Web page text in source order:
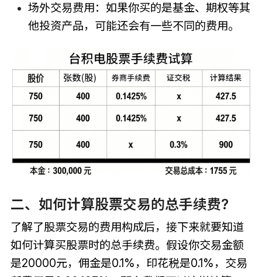
场外交易费用：如果你买的是基金、期权等其
他投资产品，可能还会有一些不同的费用。
二、如何计算股票交易的总手续费?
了解了股票交易的费用构成后，接下来就要知道
如何计算买股票时的总手续费。假设你交易金额
是20000元，佣金是0.1%，印花税是0.1%，交易